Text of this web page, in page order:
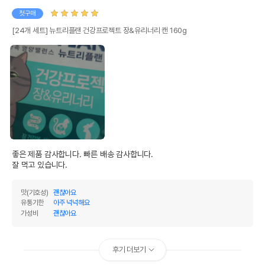
첫구매
[24개 세트] 뉴트리플랜 건강프로젝트 장&유리너리 캔 160g
좋은 제품 감사합니다. 빠른 배송 감사합니다.
잘 먹고 있습니다.
맛(기호성)
괜찮아요
유통기한
아주 넉넉해요
가성비
괜찮아요
후기 더보기